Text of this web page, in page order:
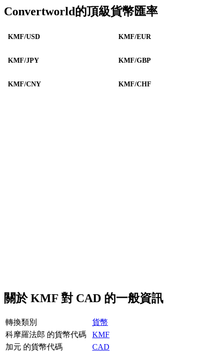
Convertworld的頂級貨幣匯率
KMF/USD KMF/EUR
KMF/JPY KMF/GBP
KMF/CNY KMF/CHF
關於 KMF 對 CAD 的一般資訊
轉換類別
貨幣
科摩羅法郎 的貨幣代碼
KMF
加元 的貨幣代碼
CAD